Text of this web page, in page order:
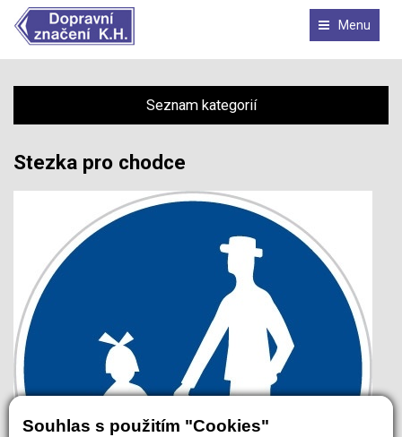
Souhlas s použitím "Cookies"
Menu
Seznam kategorií
Stezka pro chodce